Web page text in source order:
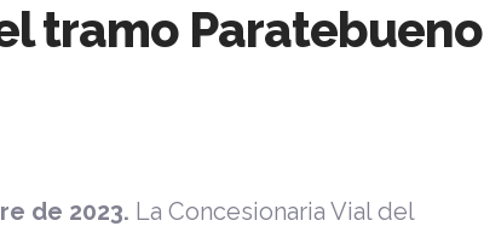
tramo Paratebueno
de 2023. La Concesionaria Vial del